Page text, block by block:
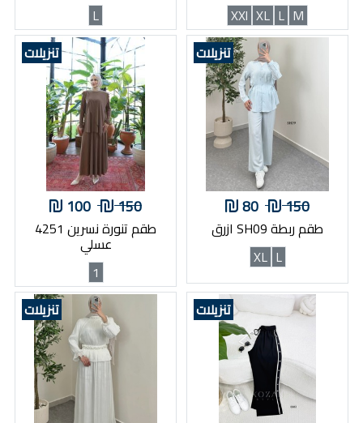
M
L
XL
XXl
L
تنزيلات
150
80
طقم ربطة SH09 ازرق
L
XL
تنزيلات
150
100
طقم تنورة نسرين 4251
عسلي
1
تنزيلات
تنزيلات